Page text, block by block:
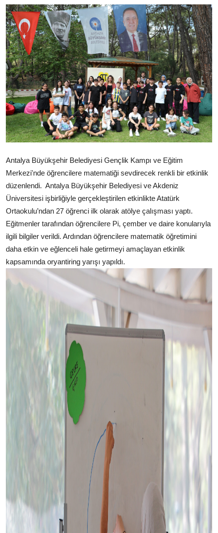
Resmi Reklamlar
Antalya Büyükşehir Belediyesi Gençlik Kampı ve Eğitim
Merkezi'nde öğrencilere matematiği sevdirecek renkli bir etkinlik
düzenlendi. Antalya Büyükşehir Belediyesi ve Akdeniz
Üniversitesi işbirliğiyle gerçekleştirilen etkinlikte Atatürk
Ortaokulu’ndan 27 öğrenci ilk olarak atölye çalışması yaptı.
Eğitmenler tarafından öğrencilere Pi, çember ve daire konularıyla
ilgili bilgiler verildi. Ardından öğrencilere matematik öğretimini
daha etkin ve eğlenceli hale getirmeyi amaçlayan etkinlik
kapsamında oryantiring yarışı yapıldı.